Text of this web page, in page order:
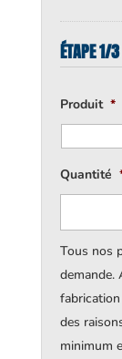
ÉTAPE 1/
Produit *
Quantité
Tous nos
demande.
des
minimum